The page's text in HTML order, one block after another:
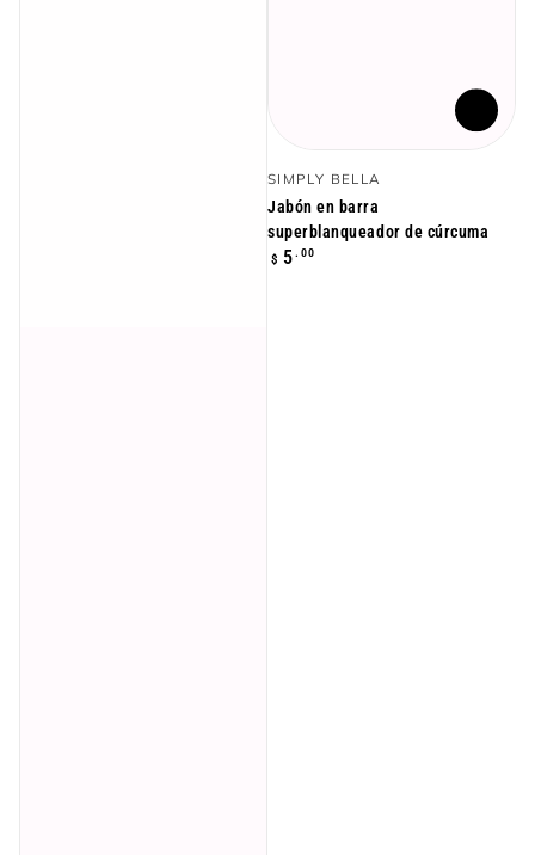
Vendedor:
SIMPLY BELLA
Jabón en barra
superblanqueador de cúrcuma
Precio
$ 5 .00